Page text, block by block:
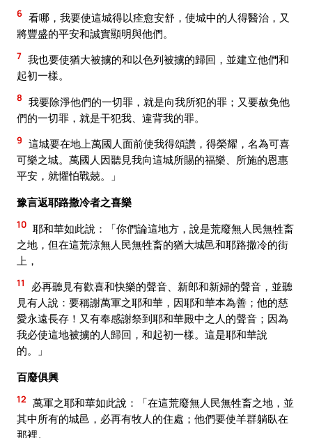
6 看哪，我要使這城得以痊愈安舒，使城中的人得醫治，又
將豐盛的平安和誠實顯明與他們。
7 我也要使猶大被擄的和以色列被擄的歸回，並建立他們和
起初一樣。
8 我要除淨他們的一切罪，就是向我所犯的罪；又要赦免他
們的一切罪，就是干犯我、違背我的罪。
9 這城要在地上萬國人面前使我得頌讚，得榮耀，名為可喜
可樂之城。萬國人因聽見我向這城所賜的福樂、所施的恩惠
平安，就懼怕戰兢。」
豫言返耶路撒冷者之喜樂
10 耶和華如此說：「你們論這地方，說是荒廢無人民無牲畜
之地，但在這荒涼無人民無牲畜的猶大城邑和耶路撒冷的街
上，
11
必再聽見有歡喜和快樂的聲音、新郎和新婦的聲音，並聽
見有人說：要稱謝萬軍之耶和華，因耶和華本為善；他的慈
愛永遠長存！又有奉感謝祭到耶和華殿中之人的聲音；因為
我必使這地被擄的人歸回，和起初一樣。這是耶和華說
的。」
百廢俱興
12 萬軍之耶和華如此說：「在這荒廢無人民無牲畜之地，並
其中所有的城邑，必再有牧人的住處；他們要使羊群躺臥在
那裡。